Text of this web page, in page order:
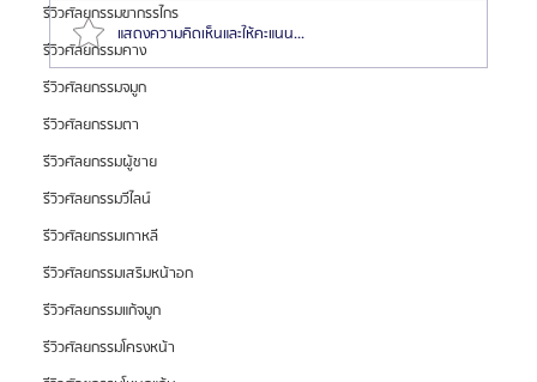
รีวิวศัลยกรรมขากรรไกร
รีวิวศัลยกรรมคาง
รีวิวศัลยกรรมจมูก
รีวิวศัลยกรรมตา
รีวิวศัลยกรรมผู้ชาย
รีวิวศัลยกรรมวีไลน์
รีวิวศัลยกรรมเกาหลี
รีวิวศัลยกรรมเสริมหน้าอก
รีวิวศัลยกรรมแก้จมูก
รีวิวศัลยกรรมโครงหน้า
แสดงความคิดเห็นและให้คะแนน...